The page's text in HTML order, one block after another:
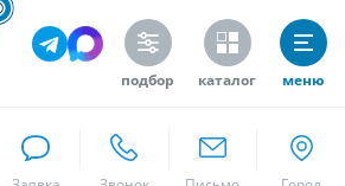
подбор каталог меню